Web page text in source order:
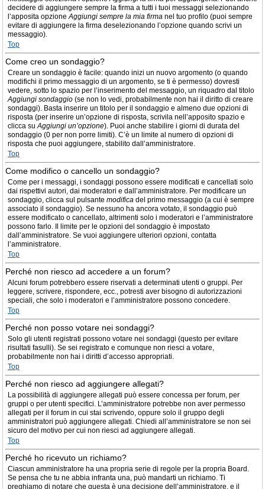
decidere di aggiungere sempre la firma a tutti i tuoi messaggi selezionando
l’apposita opzioneAggiungi sempre la mia firma nel tuo profilo (puoi sempre
evitare di aggiungere la firma deselezionando l’opzione quando scrivi un
messaggio).
Top
Come creo un sondaggio?
Creare un sondaggio è facile: quando inizi un nuovo argomento (o quando
modifichi il primo messaggio di un argomento, se ti è permesso) dovresti
vedere, sotto lo spazio per l’inserimento del messaggio, un riquadro dal titolo
Aggiungi sondaggio (se non lo vedi, probabilmente non hai il diritto di creare
sondaggi). Basta inserire un titolo per il sondaggio e almeno due opzioni di
risposta (per inserire un’opzione di risposta, scrivila nell’apposito spazio e
clicca suAggiungi un’opzione). Puoi anche stabilire i giorni di durata del
sondaggio (0 per non porre limiti). C’è un limite al numero di opzioni di
risposta che puoi aggiungere, stabilito dall’amministratore.
Top
Come modifico o cancello un sondaggio?
Come per i messaggi, i sondaggi possono essere modificati e cancellati solo
dai rispettivi autori, dai moderatori e dall’amministratore. Per modificare un
sondaggio, clicca sul pulsante modifica del primo messaggio (a cui è sempre
associato il sondaggio). Se nessuno ha ancora votato, il sondaggio può
essere modificato o cancellato, altrimenti solo i moderatori e l’amministratore
possono farlo. Il limite per le opzioni del sondaggio è impostato
dall’amministratore. Se vuoi aggiungere ulteriori opzioni, contatta
l’amministratore.
Top
Perché non riesco ad accedere a un forum?
Alcuni forum potrebbero essere riservati a determinati utenti o gruppi. Per
leggere, scrivere, rispondere, ecc., potresti aver bisogno di autorizzazioni
speciali, che solo i moderatori e l’amministratore possono concedere.
Top
Perché non posso votare nei sondaggi?
Solo gli utenti registrati possono votare nei sondaggi (questo per evitare
risultati fasulli). Se sei registrato e comunque non riesci a votare,
probabilmente non hai i diritti d’accesso appropriati.
Top
Perché non riesco ad aggiungere allegati?
La possibilità di aggiungere allegati può essere concessa per forum, per
gruppi o per utenti specifici. L’amministratore potrebbe non aver permesso
allegati per il forum in cui stai scrivendo, oppure solo il gruppo degli
amministratori può aggiungere allegati. Chiedi all’amministratore se non sei
sicuro del motivo per cui non riesci ad aggiungere allegati.
Top
Perché ho ricevuto un richiamo?
Ciascun amministratore ha una propria serie di regole per la propria Board.
Se pensa che tu ne abbia infranta una, può mandarti un richiamo. Ti
preghiamo di notare che questa è una decisione dell’amministratore, e il